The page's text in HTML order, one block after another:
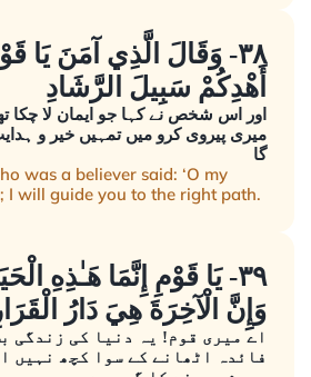
٣٨- وَقَالَ الَّذِي آمَنَ يَا
أَهْدِكُمْ سَبِيلَ الرَّشَادِ
اور اس شخص نے کہا جو ایمان لا چکا
میری پیروی کرو میں تمہیں خیر و
گا
was a believer said: ‘O my
I will guide you to the right path.
٣٩- يَا قَوْمِ إِنَّمَا هَـٰذِهِ
وَإِنَّ الْآخِرَةَ هِيَ دَارُ
اے میری قوم! یہ دنیا کی زندگی
فائدہ اٹھانے کے سوا کچھ نہیں